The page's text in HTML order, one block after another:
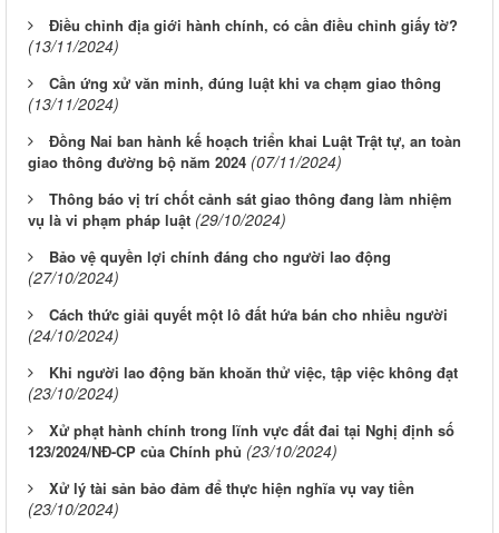
Điều chỉnh địa giới hành chính, có cần điều chỉnh giấy tờ?
(13/11/2024)
Cần ứng xử văn minh, đúng luật khi va chạm giao thông
(13/11/2024)
Đồng Nai ban hành kế hoạch triển khai Luật Trật tự, an toàn
giao thông đường bộ năm 2024 (07/11/2024)
Thông báo vị trí chốt cảnh sát giao thông đang làm nhiệm
vụ là vi phạm pháp luật (29/10/2024)
Bảo vệ quyền lợi chính đáng cho người lao động
(27/10/2024)
Cách thức giải quyết một lô đất hứa bán cho nhiều người
(24/10/2024)
Khi người lao động băn khoăn thử việc, tập việc không đạt
(23/10/2024)
Xử phạt hành chính trong lĩnh vực đất đai tại Nghị định số
123/2024/NĐ-CP của Chính phủ (23/10/2024)
Xử lý tài sản bảo đảm để thực hiện nghĩa vụ vay tiền
(23/10/2024)